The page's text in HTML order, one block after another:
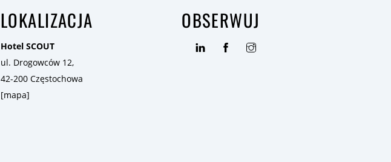
LOKALIZACJA
Hotel SCOUT
ul. Drogowców 12,
42-200 Częstochowa
[mapa]
OBSERWUJ